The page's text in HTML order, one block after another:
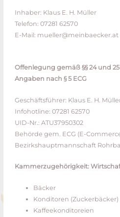
Inhaber: Klaus E. H. Müller
Telefon: 07281 62570
E-Mail: mueller@meinbaecker.at
Offenlegung gemäß §§ 24 und
Angaben nach § 5 ECG
Geschäftsführer: Klaus E. H.
Infohotline: 07281 62570
UID-Nr.: ATU37950302
Behörde gem. ECG (E-
Bezirkshauptmannschaft
Kammerzugehörigkeit:
Bäcker
Konditoren (Zuckerbäcker)
Kaffeekonditoreien